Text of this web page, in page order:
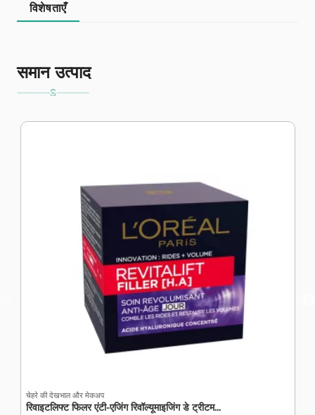
विशेषताएँ
समान उत्पाद
चेहरे की देखभाल और मेकअप
रिवाइटलिफ्ट फिलर एंटी-एजिंग रिवॉल्यूमाइजिंग डे ट्रीटम...